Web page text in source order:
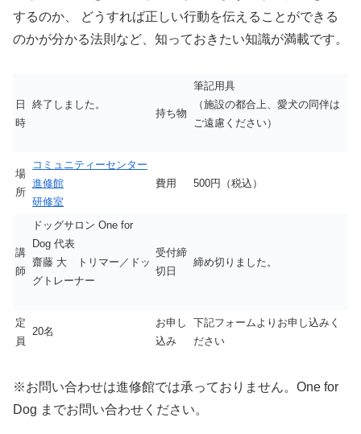
するのか、 どうすれば正しい行動を伝えることができる
のかが分かる法則など、知っておきたい知識が満載です。
日
時
終了しました。
持ち物
筆記用具
（施設の都合上、愛犬の同伴は
ご遠慮ください）
場
所
コミュニティーセンター
進修館
研修室
費用 500円（税込）
講
師
ドッグサロン One for
Dog 代表
齋藤 大 トリマー／ドッ
グトレーナー
受付締
切日
締め切りました。
定
員
20名
お申し
込み
下記フォームよりお申し込みく
ださい
※お問い合わせは進修館では承っておりません。One for
Dog までお問い合わせください。